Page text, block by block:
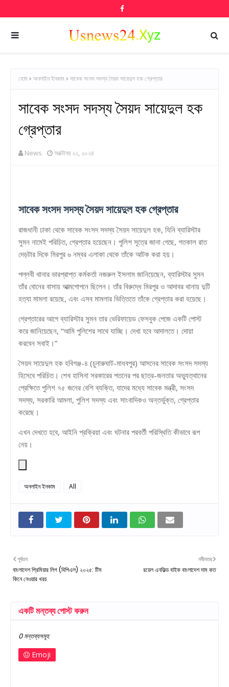
হোম অনলাইন ইনকাম সাবেক সংসদ সদস্য সৈয়দ সায়েদুল হক গ্রেপ্তার
সাবেক সংসদ সদস্য সৈয়দ সায়েদুল হক
গ্রেপ্তার
News অক্টোবর ২২, ২০২৪
সাবেক সংসদ সদস্য সৈয়দ সায়েদুল হক গ্রেপ্তার
রাজধানী ঢাকা থেকে সাবেক সংসদ সদস্য সৈয়দ সায়েদুল হক, যিনি ব্যারিস্টার
সুমন নামেই পরিচিত, গ্রেপ্তার হয়েছেন। পুলিশ সূত্রে জানা গেছে, গতকাল রাত
দেড়টার দিকে মিরপুর ৬ নম্বর এলাকা থেকে তাঁকে আটক করা হয়।
পল্লবী থানার ভারপ্রাপ্ত কর্মকর্তা নজরুল ইসলাম জানিয়েছেন, ব্যারিস্টার সুমন
তাঁর বোনের বাসায় আত্মগোপনে ছিলেন। তাঁর বিরুদ্ধে মিরপুর ও আদাবর থানায় দুটি
হত্যা মামলা রয়েছে, এবং এসব মামলার ভিত্তিতে তাঁকে গ্রেপ্তার করা হয়েছে।
গ্রেপ্তারের আগে ব্যারিস্টার সুমন তার ভেরিফায়েড ফেসবুক পেজে একটি পোস্ট
করে জানিয়েছেন, “আমি পুলিশের সাথে যাচ্ছি। দেখা হবে আদালতে। দোয়া
করবেন সবাই।”
সৈয়দ সায়েদুল হক হবিগঞ্জ-৪ (চুনারুঘাট-মাধবপুর) আসনের সাবেক সংসদ সদস্য
হিসেবে পরিচিত। শেখ হাসিনা সরকারের পতনের পর ছাত্র-জনতার অভ্যুত্থানের
প্রেক্ষিতে পুলিশ ৭৫ জনের বেশি ব্যক্তি, যাদের মধ্যে সাবেক মন্ত্রী, সংসদ
সদস্য, সরকারি আমলা, পুলিশ সদস্য এবং সাংবাদিকও অন্তর্ভুক্ত, গ্রেপ্তার
করেছে।
এখন দেখতে হবে, আইনি প্রক্রিয়া এবং ঘটনার পরবর্তী পরিস্থিতি কীভাবে রূপ
নেয়।
অনলাইন ইনকাম All
নবীনতর
রয়েল এনফিল্ড বাইক বাংলাদেশ দাম কত
পূর্বতন
বাংলাদেশ প্রিমিয়ার লিগ (বিপিএল) ২০২৫: টিম
কিনে নেওয়ার খরচ
একটি মন্তব্য পোস্ট করুন
0 মন্তব্যসমূহ
Emoji